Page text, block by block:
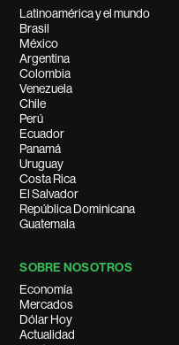
Latinoamérica y el mundo
Brasil
México
Argentina
Colombia
Venezuela
Chile
Perú
Ecuador
Panamá
Uruguay
Costa Rica
El Salvador
República Dominicana
Guatemala
SOBRE NOSOTROS
Economía
Mercados
Dólar Hoy
Actualidad